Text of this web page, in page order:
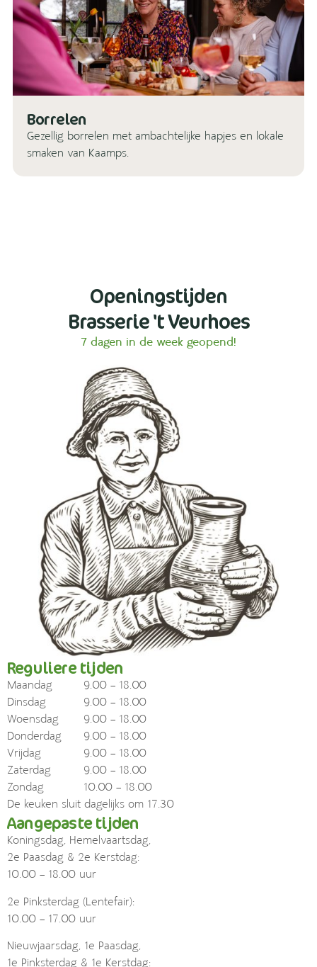
Borrelen
Gezellig borrelen met ambachtelijke hapjes en lokale
smaken van Kaamps.
Openingstijden
Brasserie 't Veurhoes
7 dagen in de week geopend!
Reguliere tijden
Maandag
9.00 – 18.00
Dinsdag
9.00 – 18.00
Woensdag
9.00 – 18.00
Donderdag
9.00 – 18.00
Vrijdag
9.00 – 18.00
Zaterdag
9.00 – 18.00
Zondag
10.00 – 18.00
De keuken sluit dagelijks om 17.30
Aangepaste tijden
Koningsdag, Hemelvaartsdag,
2e Paasdag & 2e Kerstdag:
10.00 – 18.00 uur
2e Pinksterdag (Lentefair):
10.00 – 17.00 uur
Nieuwjaarsdag, 1e Paasdag,
1e Pinksterdag & 1e Kerstdag: